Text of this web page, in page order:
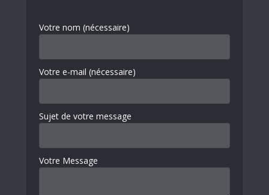
Votre nom (nécessaire)
Votre e-mail (nécessaire)
Sujet de votre message
Votre Message